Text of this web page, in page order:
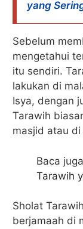
yang
Sebelum
mengetahui
itu sendiri.
lakukan di
Isya, dengan
Tarawih
masjid atau di
Baca
Tarawih
Sholat
berjamaah di